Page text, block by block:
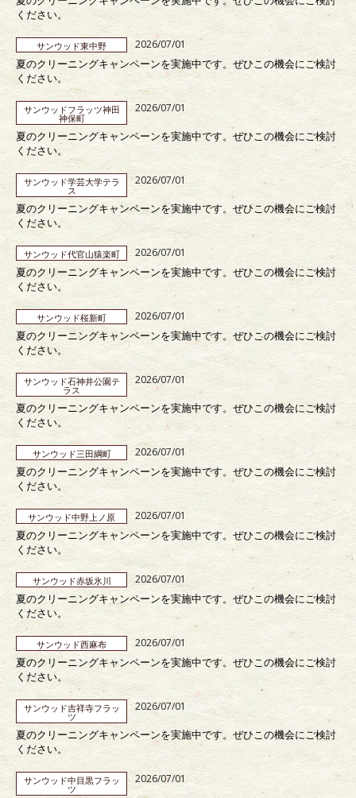
ください。
サンウッド東中野 2026/07/01
夏のクリーニングキャンペーンを実施中です。ぜひこの機会にご検討
ください。
サンウッドフラッツ神田
神保町
2026/07/01
夏のクリーニングキャンペーンを実施中です。ぜひこの機会にご検討
ください。
サンウッド学芸大学テラ
ス
2026/07/01
夏のクリーニングキャンペーンを実施中です。ぜひこの機会にご検討
ください。
サンウッド代官山猿楽町 2026/07/01
夏のクリーニングキャンペーンを実施中です。ぜひこの機会にご検討
ください。
サンウッド桜新町 2026/07/01
夏のクリーニングキャンペーンを実施中です。ぜひこの機会にご検討
ください。
サンウッド石神井公園テ
ラス
2026/07/01
夏のクリーニングキャンペーンを実施中です。ぜひこの機会にご検討
ください。
サンウッド三田綱町 2026/07/01
夏のクリーニングキャンペーンを実施中です。ぜひこの機会にご検討
ください。
サンウッド中野上ノ原 2026/07/01
夏のクリーニングキャンペーンを実施中です。ぜひこの機会にご検討
ください。
サンウッド赤坂氷川 2026/07/01
夏のクリーニングキャンペーンを実施中です。ぜひこの機会にご検討
ください。
サンウッド西麻布 2026/07/01
夏のクリーニングキャンペーンを実施中です。ぜひこの機会にご検討
ください。
サンウッド吉祥寺フラッ
ツ
2026/07/01
夏のクリーニングキャンペーンを実施中です。ぜひこの機会にご検討
ください。
サンウッド中目黒フラッ
ツ
2026/07/01